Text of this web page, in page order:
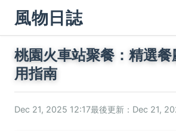
風物日誌
桃園火車站聚餐：精選
用指南
Dec 21, 2025 12:17最後更新：Dec 21,